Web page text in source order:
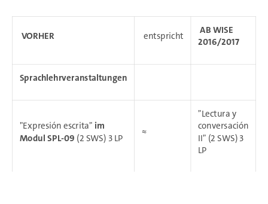
VORHER entspricht
AB WISE
2016/2017
Sprachlehrveranstaltungen
"Expresión escrita" im
Modul SPL-09 (2 SWS) 3 LP
≈
"Lectura y
conversación
II" (2 SWS) 3
LP